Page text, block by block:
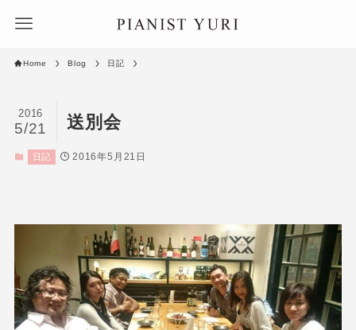
Home Blog 日記
送別会
2016
5/21
日記 2016年5月21日